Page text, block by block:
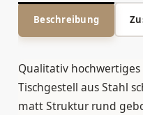
Beschreibung
Qualitativ hochwertiges
Tischgestell aus Stahl
matt Struktur rund